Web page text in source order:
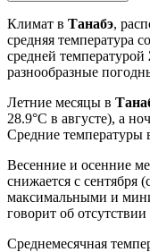
Климат в Танабэ,
средняя температура
средней температурой
разнообразные
Летние месяцы в
28.9°C в августе), а
Средние температуры
Весенние и осенние
снижается с сентября
максимальными и
говорит об
Среднемесячная